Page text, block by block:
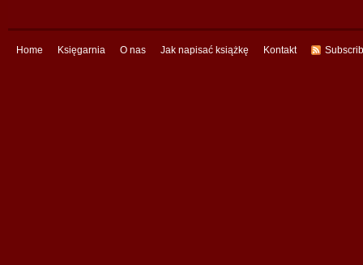
Home Księgarnia O nas Jak napisać książkę Kontakt